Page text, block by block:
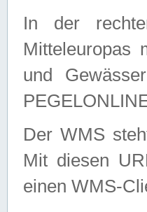
In der
Mitteleuropas
und
Der WMS
Mit diesen
einen WMS-